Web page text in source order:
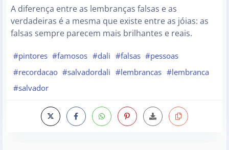
A diferença entre as lembranças falsas e as
verdadeiras é a mesma que existe entre as jóias: as
falsas sempre parecem mais brilhantes e reais.
#pintores #famosos #dali #falsas #pessoas
#recordacao #salvadordali #lembrancas #lembranca
#salvador